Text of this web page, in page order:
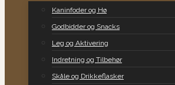
Kaninfoder og Hø
Godbidder og Snacks
Leg og Aktivering
Indretning og Tilbehør
Skåle og Drikkeflasker